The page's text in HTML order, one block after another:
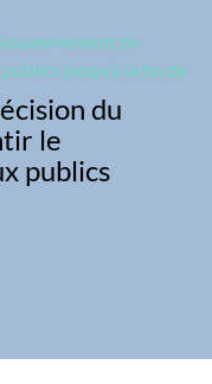
de
jusqu’à la fin de
du
le
publics